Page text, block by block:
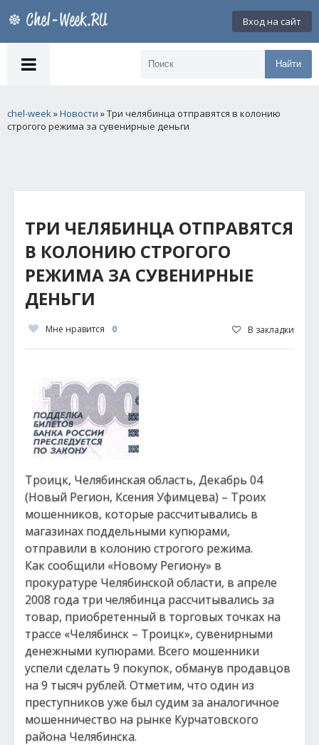
Вход на сайт
Найти
chel-week»Новости » Три челябинца отправятся в колонию
строгого режима за сувенирные деньги
ТРИ ЧЕЛЯБИНЦА ОТПРАВЯТСЯ
В КОЛОНИЮ СТРОГОГО
РЕЖИМА ЗА СУВЕНИРНЫЕ
ДЕНЬГИ
Мне нравится 0 В закладки
Троицк, Челябинская область, Декабрь 04
(Новый Регион, Ксения Уфимцева) – Троих
мошенников, которые рассчитывались в
магазинах поддельными купюрами,
отправили в колонию строгого режима.
Как сообщили «Новому Региону» в
прокуратуре Челябинской области, в апреле
2008 года три челябинца рассчитывались за
товар, приобретенный в торговых точках на
трассе «Челябинск – Троицк», сувенирными
денежными купюрами. Всего мошенники
успели сделать 9 покупок, обманув продавцов
на 9 тысяч рублей. Отметим, что один из
преступников уже был судим за аналогичное
мошенничество на рынке Курчатовского
района Челябинска.